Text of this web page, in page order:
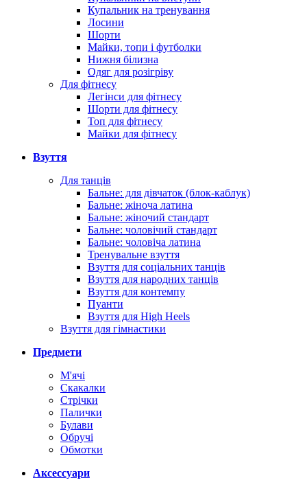
Купальник на тренування
Лосини
Шорти
Майки, топи і футболки
Нижня білизна
Одяг для розігріву
Для фітнесу
Легінси для фітнесу
Шорти для фітнесу
Топ для фітнесу
Майки для фітнесу
Взуття
Для танців
Бальне: для дівчаток (блок-каблук)
Бальне: жіноча латина
Бальне: жіночий стандарт
Бальне: чоловічий стандарт
Бальне: чоловіча латина
Тренувальне взуття
Взуття для соціальних танців
Взуття для народних танців
Взуття для контемпу
Пуанти
Взуття для High Heels
Взуття для гімнастики
Предмети
М'ячі
Скакалки
Стрічки
Палички
Булави
Обручі
Обмотки
Аксессуари